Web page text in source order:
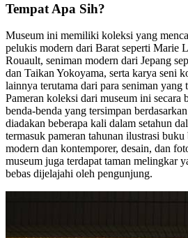
Tempat Apa Sih?
Museum ini memiliki koleksi yang
pelukis modern dari Barat seperti Marie
Rouault, seniman modern dari Jepang
dan Taikan Yokoyama, serta karya seni
lainnya terutama dari para seniman yang
Pameran koleksi dari museum ini secara
benda-benda yang tersimpan
diadakan beberapa kali dalam setahun
termasuk pameran tahunan ilustrasi
modern dan kontemporer, desain, dan
museum juga terdapat taman melingkar
bebas dijelajahi oleh pengunjung.